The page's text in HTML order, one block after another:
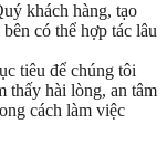
khách hàng, tạo
có thể hợp tác lâu
tiêu để chúng tôi
thấy hài lòng, an tâm
cách làm việc